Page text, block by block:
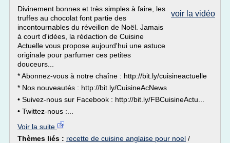
voir la vidéo
Divinement bonnes et très simples à faire, les
truffes au chocolat font partie des
incontournables du réveillon de Noël. Jamais
à court d'idées, la rédaction de Cuisine
Actuelle vous propose aujourd'hui une astuce
originale pour parfumer ces petites
douceurs...
* Abonnez-vous à notre chaîne : http://bit.ly/cuisineactuelle
* Nos nouveautés : http://bit.ly/CuisineAcNews
• Suivez-nous sur Facebook : http://bit.ly/FBCuisineActu...
• Twittez-nous :...
Voir la suite
Thèmes liés : recette de cuisine anglaise pour noel /